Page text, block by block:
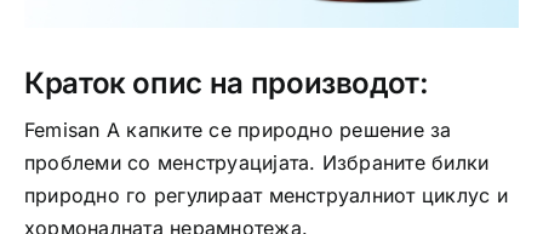
Краток опис на производот:
Femisan A капките се природно решение за
проблеми со менструацијата. Избраните билки
природно го регулираат менструалниот циклус и
хормоналната нерамнотежа.